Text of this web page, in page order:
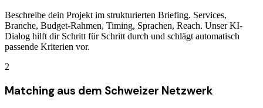
Beschreibe dein Projekt im strukturierten Briefing. Services,
Branche, Budget-Rahmen, Timing, Sprachen, Reach. Unser KI-
Dialog hilft dir Schritt für Schritt durch und schlägt automatisch
passende Kriterien vor.
2
Matching aus dem Schweizer Netzwerk